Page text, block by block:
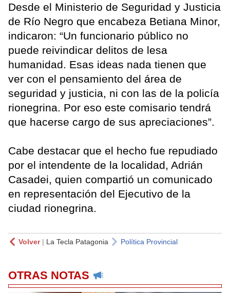
Desde el Ministerio de Seguridad y Justicia
de Río Negro que encabeza Betiana Minor,
indicaron: “Un funcionario público no
puede reivindicar delitos de lesa
humanidad. Esas ideas nada tienen que
ver con el pensamiento del área de
seguridad y justicia, ni con las de la policía
rionegrina. Por eso este comisario tendrá
que hacerse cargo de sus apreciaciones”.
Cabe destacar que el hecho fue repudiado
por el intendente de la localidad, Adrián
Casadei, quien compartió un comunicado
en representación del Ejecutivo de la
ciudad rionegrina.
Volver| La Tecla Patagonia Política Provincial
OTRAS NOTAS